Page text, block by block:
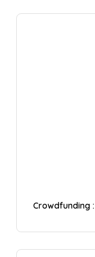
Crowdfunding